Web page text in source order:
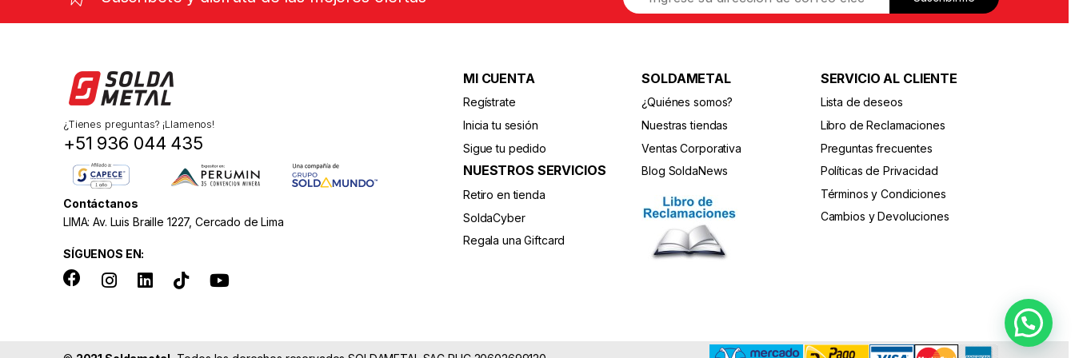
m
a
¿Tienes preguntas? ¡Llamenos!
+51 936 044 435
Contáctanos
LIMA: Av. Luis Braille 1227, Cercado de Lima
MI CUENTA
Regístrate
Inicia tu sesión
Sigue tu pedido
SOLDAMETAL
¿Quiénes somos?
Nuestras tiendas
Ventas Corporativa
Blog SoldaNews
SERVICIO AL CLIENTE
Lista de deseos
Libro de Reclamaciones
Preguntas frecuentes
Políticas de Privacidad
Términos y Condiciones
Cambios y Devoluciones
NUESTROS SERVICIOS
Retiro en tienda
SoldaCyber
Regala una Giftcard